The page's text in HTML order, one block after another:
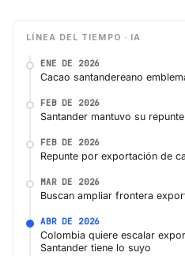
LÍNEA DEL TIEMPO · IA
ENE DE 2026
Cacao santandereano
FEB DE 2026
Santander mantuvo su
FEB DE 2026
Repunte por exportación de
MAR DE 2026
Buscan ampliar frontera
ABR DE 2026
Colombia quiere escalar
Santander tiene lo suyo